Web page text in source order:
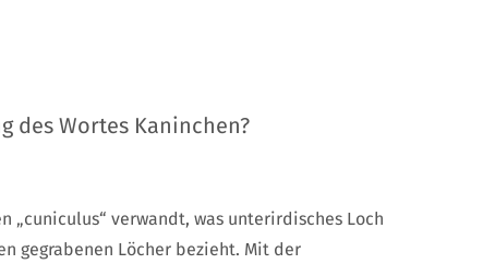
des Wortes Kaninchen?
„cuniculus“ verwandt, was unterirdisches Loch
gegrabenen Löcher bezieht. Mit der